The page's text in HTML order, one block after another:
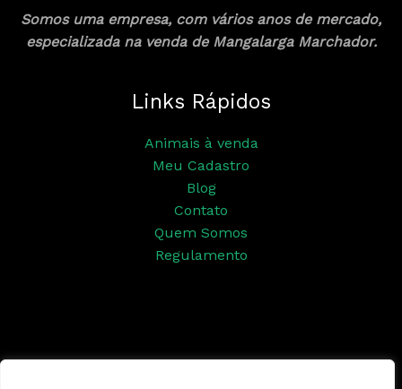
Somos uma empresa, com vários anos de mercado,
especializada na venda de Mangalarga Marchador.
Links Rápidos
Animais à venda
Meu Cadastro
Blog
Contato
Quem Somos
Regulamento